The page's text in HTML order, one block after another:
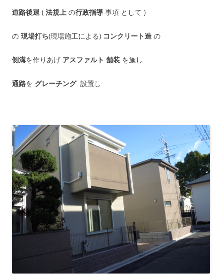
道路後退 ( 法規上 の行政指導 事項 として )
の 現場打ち(現場施工による) コンクリート造 の
側溝を作りあげ アスファルト 舗装 を施し
通路を グレーチング設置し